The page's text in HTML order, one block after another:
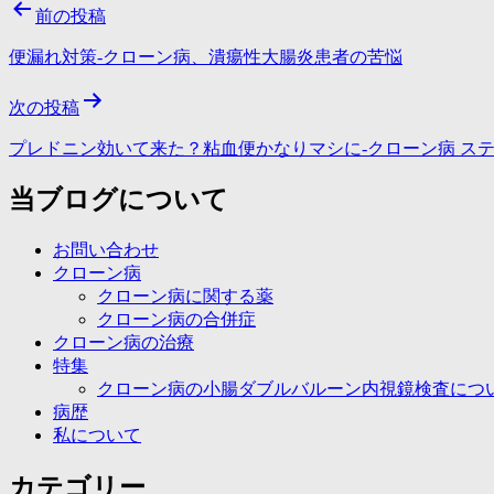
投
稿
ビ
ゲ
ー
前の投稿
便漏れ対策-クローン病、潰瘍性大腸炎患者の苦悩
次の投稿
プレドニン効いて来た？粘血便かなりマシに-クローン病 ス
当ブログについて
お問い合わせ
クローン病
クローン病に関する薬
クローン病の合併症
クローン病の治療
特集
クローン病の小腸ダブルバルーン内視鏡検査につ
病歴
私について
カテゴリー